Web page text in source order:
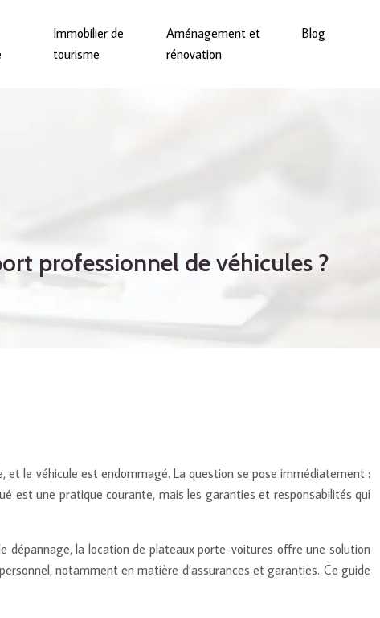
Immobilier de
tourisme
Aménagement et
rénovation
Blog
professionnel de véhicules ?
et le véhicule est endommagé. La question se pose immédiatement :
est une pratique courante, mais les garanties et responsabilités qui
dépannage, la location de plateaux porte-voitures offre une solution
notamment en matière d’assurances et garanties. Ce guide